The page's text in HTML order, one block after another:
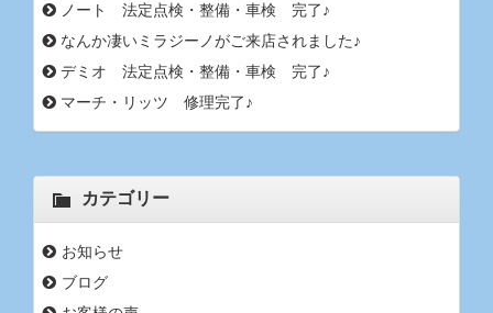
ノート 法定点検・整備・車検 完了♪
なんか凄いミラジーノがご来店されました♪
デミオ 法定点検・整備・車検 完了♪
マーチ・リッツ 修理完了♪
カテゴリー
お知らせ
ブログ